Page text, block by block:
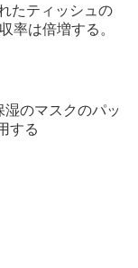
たティッシュの
率は倍増する。
のマスクのパッ
する